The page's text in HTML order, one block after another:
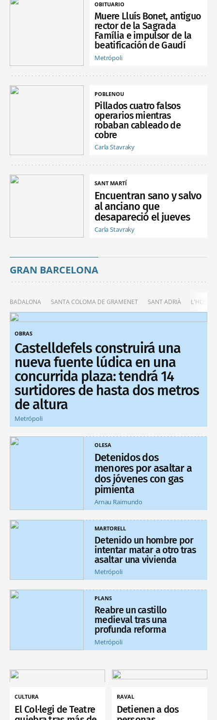
OBITUARIO
Muere Lluís Bonet, antiguo
rector de la Sagrada
Família e impulsor de la
beatificación de Gaudí
Metrópoli
POBLENOU
Pillados cuatro falsos
operarios mientras
robaban cableado de
cobre
Carla Stavraky
SANT MARTÍ
Encuentran sano y salvo
al anciano que
desapareció el jueves
Carla Stavraky
GRAN BARCELONA
BADALONA SANTA COLOMA DE GRAMENET SANT ADRIÀ
OBRAS
Castelldefels construirá una
nueva fuente lúdica en una
concurrida plaza: tendrá 14
surtidores de hasta dos metros
de altura
Metrópoli
OLESA
Detenidos dos
menores por asaltar a
dos jóvenes con gas
pimienta
Arnau Raimundo
MARTORELL
Detenido un hombre por
intentar matar a otro tras
asaltar una vivienda
Metrópoli
PLANS
Reabre un castillo
medieval tras una
profunda reforma
Metrópoli
CULTURA
El Col·legi de Teatre
RAVAL
Detienen a dos